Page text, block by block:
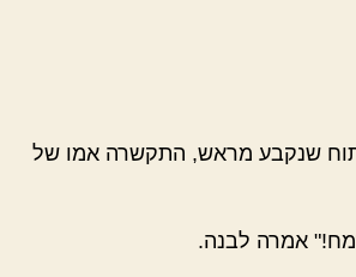
שנקבע מראש, התקשרה אמו של
אמרה לבנה.